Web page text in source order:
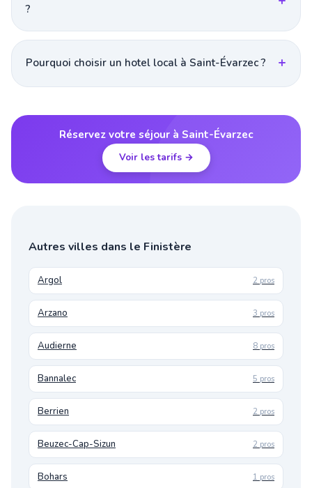
?
Pourquoi choisir un hotel local à Saint-Évarzec ?
Réservez votre séjour à Saint-Évarzec
Voir les tarifs →
Autres villes dans le Finistère
Argol 2 pros
Arzano 3 pros
Audierne 8 pros
Bannalec 5 pros
Berrien 2 pros
Beuzec-Cap-Sizun 2 pros
Bohars 1 pros